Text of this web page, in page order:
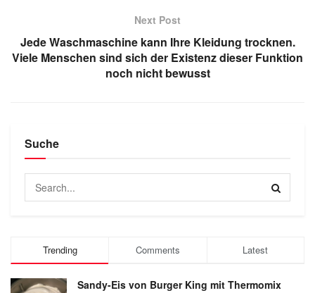
Next Post
Jede Waschmaschine kann Ihre Kleidung trocknen.
Viele Menschen sind sich der Existenz dieser Funktion
noch nicht bewusst
Suche
Trending Comments Latest
Sandy-Eis von Burger King mit Thermomix